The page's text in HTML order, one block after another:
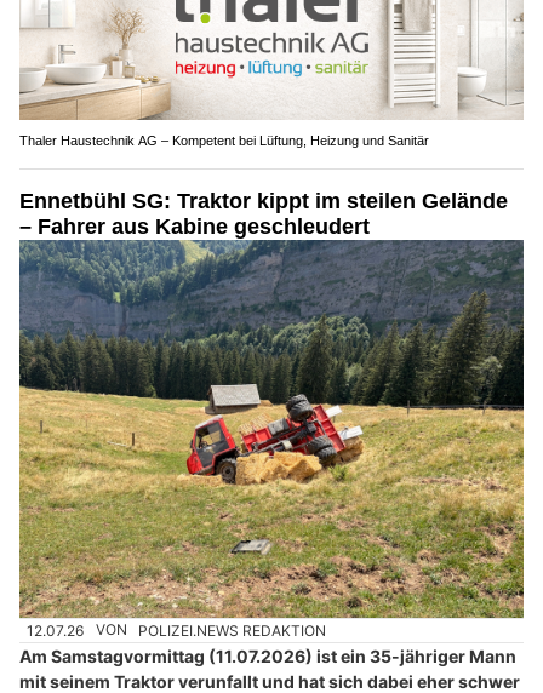
Thaler Haustechnik AG – Kompetent bei Lüftung, Heizung und Sanitär
Ennetbühl SG: Traktor kippt im steilen Gelände
– Fahrer aus Kabine geschleudert
12.07.26 VON POLIZEI.NEWS REDAKTION
Am Samstagvormittag (11.07.2026) ist ein 35-jähriger Mann
mit seinem Traktor verunfallt und hat sich dabei eher schwer